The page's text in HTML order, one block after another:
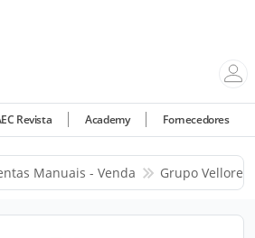
Revista Academy Fornecedores
Manuais - Venda Grupo Vellore